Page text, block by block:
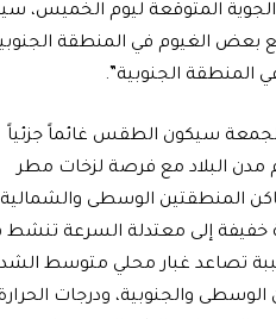
الجوية المتوقعة ليوم
بعض الغيوم في المنطقة
المنطقة الجنوبية”.
الجمعة سيكون الطقس غائماً جزئياً
مدن البلاد مع فرصة لزخات مطر
المنطقتين الوسطى
خفيفة إلى معتدلة السرعة تنشط
تصاعد غبار محلي متوسط
والجنوبية، ودرجات الحرارة